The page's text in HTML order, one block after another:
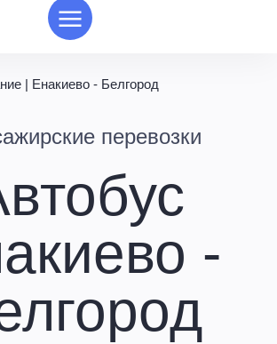
| Енакиево - Белгород
перевозки
-